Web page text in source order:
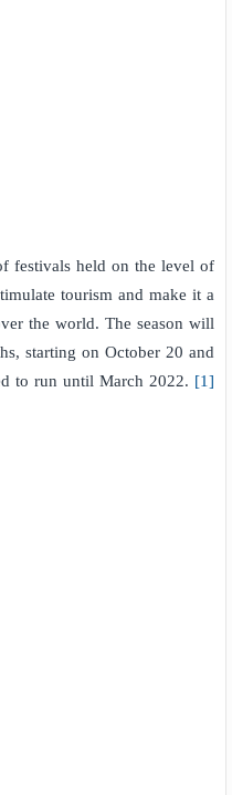
festivals held on the level of
tourism and make it a
the world. The season will
starting on October 20 and
to run until March 2022. [1]